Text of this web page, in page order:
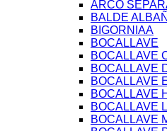
ARCO
BALDE
BIGORNIAA
BOCALLAVE
BOCALLAVE
BOCALLAVE
BOCALLAVE
BOCALLAVE
BOCALLAVE
BOCALLAVE